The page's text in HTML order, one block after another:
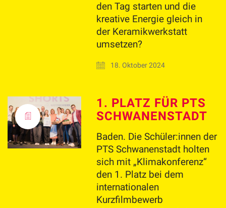
den Tag starten und die
kreative Energie gleich in
der Keramikwerkstatt
umsetzen?
18. Oktober 2024
1. PLATZ FÜR PTS
SCHWANENSTADT
Baden. Die Schüler:innen der
PTS Schwanenstadt holten
sich mit „Klimakonferenz“
den 1. Platz bei dem
internationalen
Kurzfilmbewerb